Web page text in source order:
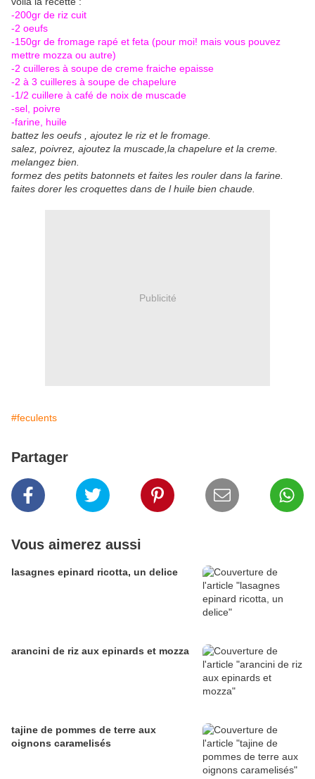
-200gr de riz cuit
-2 oeufs
-150gr de fromage rapé et feta (pour moi! mais vous pouvez
mettre mozza ou autre)
-2 cuilleres à soupe de creme fraiche epaisse
-2 à 3 cuilleres à soupe de chapelure
-1/2 cuillere à café de noix de muscade
-sel, poivre
-farine, huile
battez les oeufs , ajoutez le riz et le fromage.
salez, poivrez, ajoutez la muscade,la chapelure et la creme.
melangez bien.
formez des petits batonnets et faites les rouler dans la farine.
faites dorer les croquettes dans de l huile bien chaude.
Publicité
#feculents
Partager
Vous aimerez aussi
lasagnes epinard ricotta, un delice
arancini de riz aux epinards et mozza
tajine de pommes de terre aux
oignons caramelisés